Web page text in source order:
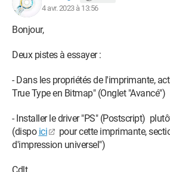
4 avr. 2023 à 13:56
Bonjour,
Deux pistes à essayer :
- Dans les propriétés de l'imprimante,
True Type en Bitmap" (Onglet "Avancé")
- Installer le driver "PS" (Postscript)
(dispo ici
pour cette imprimante,
d'impression universel")